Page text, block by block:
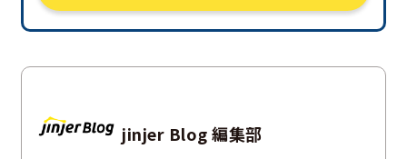
jinjer Blog 編集部